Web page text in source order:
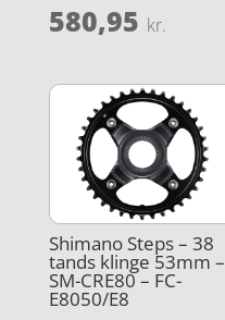
Vurderet
3.8
580,95 kr.
Shimano Steps – 38
tands klinge 53mm –
SM-CRE80 – FC-
E8050/E8